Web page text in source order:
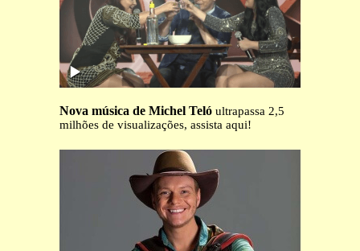
Nova música de Michel Teló ultrapassa 2,5
milhões de visualizações, assista aqui!